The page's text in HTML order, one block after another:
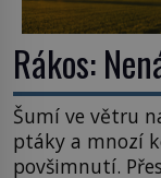
Rákos:
Šumí ve větru
ptáky a mnozí
povšimnutí.